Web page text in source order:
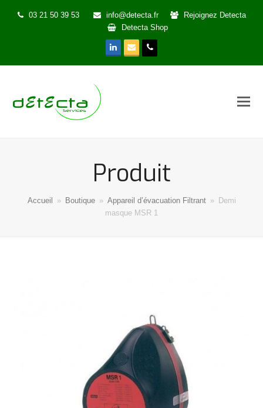
03 21 50 39 53 info@detecta.fr
Rejoignez Detecta
Detecta Shop
LinkedIn
EmailPhone
Produit
Accueil » Boutique » Appareil d’évacuation Filtrant » Demi
masque MSR 1